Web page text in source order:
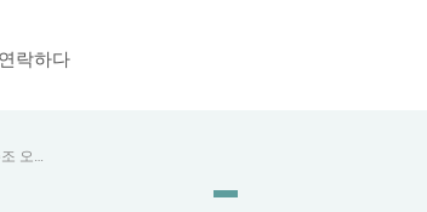
연락하다
오버